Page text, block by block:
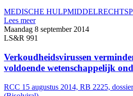
MEDISCHE HULPMIDDEL
Lees meer
Maandag 8 september 2014
LS&R 991
Verkoudheidsvirussen
voldoende wetenschappelijk
RCC 15 augustus 2014, RB 2225,